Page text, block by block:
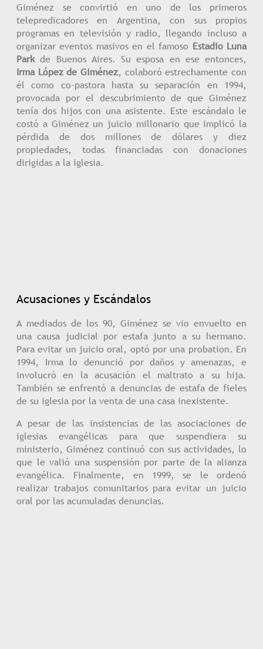
Giménez se convirtió en uno de los primeros
telepredicadores en Argentina, con sus propios
programas en televisión y radio, llegando incluso a
organizar eventos masivos en el famoso Estadio Luna
Parkde Buenos Aires. Su esposa en ese entonces,
Irma López de Giménez, colaboró estrechamente con
él como co-pastora hasta su separación en 1994,
provocada por el descubrimiento de que Giménez
tenía dos hijos con una asistente. Este escándalo le
costó a Giménez un juicio millonario que implicó la
pérdida de dos millones de dólares y diez
propiedades, todas financiadas con donaciones
dirigidas a la iglesia.
Acusaciones y Escándalos
A mediados de los 90, Giménez se vio envuelto en
una causa judicial por estafa junto a su hermano.
Para evitar un juicio oral, optó por una probation. En
1994, Irma lo denunció por daños y amenazas, e
involucró en la acusación el maltrato a su hija.
También se enfrentó a denuncias de estafa de fieles
de su iglesia por la venta de una casa inexistente.
A pesar de las insistencias de las asociaciones de
iglesias evangélicas para que suspendiera su
ministerio, Giménez continuó con sus actividades, lo
que le valió una suspensión por parte de la alianza
evangélica. Finalmente, en 1999, se le ordenó
realizar trabajos comunitarios para evitar un juicio
oral por las acumuladas denuncias.